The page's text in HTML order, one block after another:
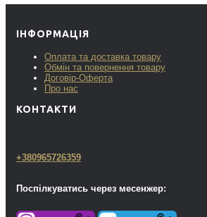
ІНФОРМАЦІЯ
Оплата та доставка товару
Обмін та повернення товару
Договір-Оферта
Про нас
КОНТАКТИ
+380965726359
Поспілкуватись через месенжер: